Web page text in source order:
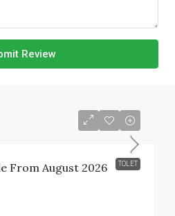
Review
TOLET
From August 2026